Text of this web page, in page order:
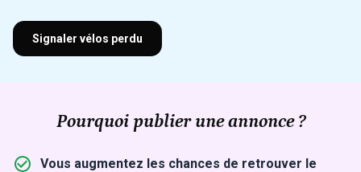
Signaler vélos perdu
Pourquoi publier une annonce ?
Vous augmentez les chances de retrouver le